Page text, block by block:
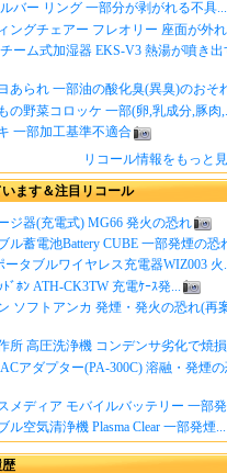
ルバー リング 一部分が剥がれる不具...
ングチェアー フレオリー 座面が外れ
ーム式加湿器 EKS-V3 熱湯が噴き出
あられ 一部油の酸化臭(異臭)のおそ
の野菜コロッケ 一部(卵,乳成分,豚肉,...
一部加工基準不適合
リコール情報をもっと
ます＆注目リコール
ジ器(充電式) MG66 発火の恐れ
ル蓄電池Battery CUBE 一部発煙の恐
ータブルワイヤレス充電器WIZ003 火...
ﾄﾞﾎﾝ ATH-CK3TW 充電ｹｰｽ発...
ソフトアンカ 発煙・発火の恐れ(再案
所 高圧洗浄機 コンデンサ劣化で焼損
アダプター(PA-300C) 溶融・発煙の
メディア モバイルバッテリー 一部発
ル空気清浄機 Plasma Clear 一部発煙...